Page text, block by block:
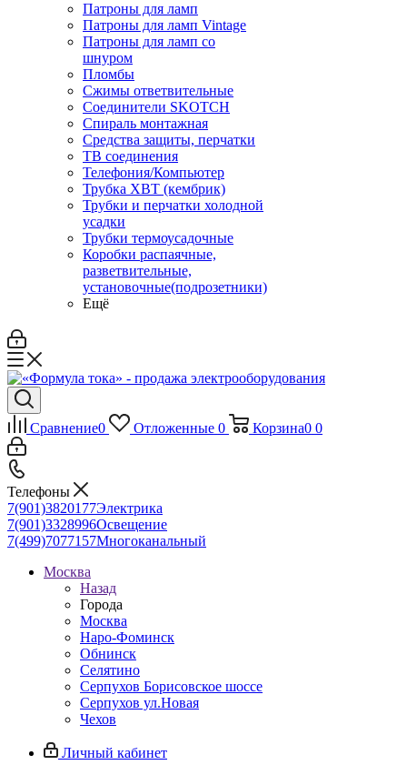
Патроны для ламп
Патроны для ламп Vintage
Патроны для ламп со
шнуром
Пломбы
Сжимы ответвительные
Соединители SKOTCH
Спираль монтажная
Средства защиты, перчатки
ТВ соединения
Телефония/Компьютер
Трубка ХВТ (кембрик)
Трубки и перчатки холодной
усадки
Трубки термоусадочные
Коробки распаячные,
разветвительные,
установочные(подрозетники)
Ещё
Сравнение0 Отложенные 0 Корзина0 0
Телефоны
7(901)3820177Электрика
7(901)3328996Освещение
7(499)7077157Многоканальный
Москва
Назад
Города
Москва
Наро-Фоминск
Обнинск
Селятино
Серпухов Борисовское шоссе
Серпухов ул.Новая
Чехов
Личный кабинет